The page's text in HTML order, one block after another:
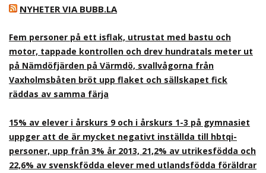
NYHETER VIA BUBB.LA
Fem personer på ett isflak, utrustat med bastu och
motor, tappade kontrollen och drev hundratals meter ut
på Nämdöfjärden på Värmdö, svallvågorna från
Vaxholmsbåten bröt upp flaket och sällskapet fick
räddas av samma färja
15% av elever i årskurs 9 och i årskurs 1-3 på gymnasiet
uppger att de är mycket negativt inställda till hbtqi-
personer, upp från 3% år 2013, 21,2% av utrikesfödda och
22,6% av svenskfödda elever med utlandsfödda föräldrar